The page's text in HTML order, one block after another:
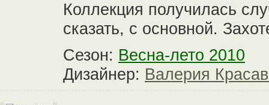
Коллекция получилась
сказать, с основной.
Сезон: Весна-лето 2010
Дизайнер: Валерия